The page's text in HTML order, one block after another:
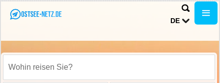
DE
Wohin reisen Sie?